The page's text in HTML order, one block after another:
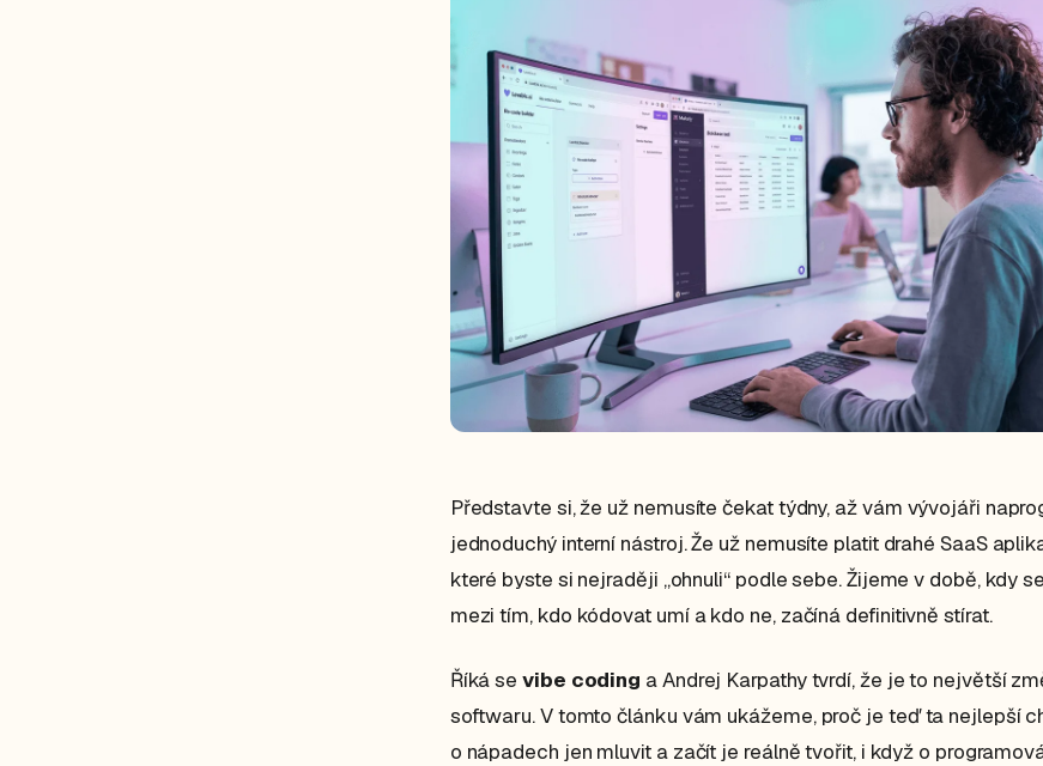
Představte si, že už nemusíte čekat týdny, až vám vývojáři
jednoduchý interní nástroj. Že už nemusíte platit drahé SaaS
které byste si nejraději „ohnuli“ podle sebe. Žijeme v době, kdy
mezi tím, kdo kódovat umí a kdo ne, začíná definitivně stírat.
Říká sevibe coding a Andrej Karpathy tvrdí, že je to největší
softwaru. V tomto článku vám ukážeme, proč je teď ta nejlepší
o nápadech jen mluvit a začít je reálně tvořit, i když o